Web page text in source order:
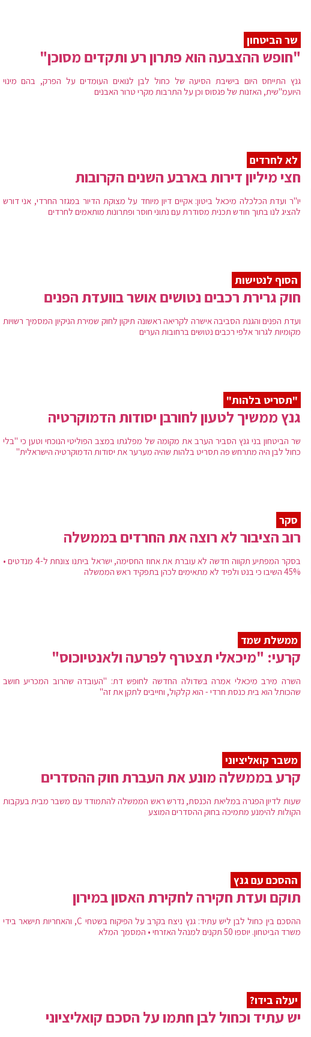
שר הביטחון
"חופש ההצבעה הוא פתרון רע ותקדים מסוכן"
גנץ התייחס היום בישיבת הסיעה של כחול לבן לנואים העומדים על הפרק, בהם מינוי
היועמ"שית, האזנות של פגסוס וכן על התרבות מקרי טרור האבנים
לא לחרדים
חצי מיליון דירות בארבע השנים הקרובות
יו"ר ועדת הכלכלה מיכאל ביטון: אקיים דיון מיוחד על מצוקת הדיור במגזר החרדי, אני דורש
להציג לנו בתוך חודש תכנית מסודרת עם נתוני חוסר ופתרונות מותאמים לחרדים
הסוף לנטישות
חוק גרירת רכבים נטושים אושר בוועדת הפנים
ועדת הפנים והגנת הסביבה אישרה לקריאה ראשונה תיקון לחוק שמירת הניקיון המסמיך רשויות
מקומיות לגרור אלפי רכבים נטושים ברחובות הערים
"תסריט בלהות"
גנץ ממשיך לטעון לחורבן יסודות הדמוקרטיה
שר הביטחון בני גנץ הסביר הערב את מקומה של מפלגתו במצב הפוליטי הנוכחי וטען כי "בלי
כחול לבן היה מתרחש פה תסריט בלהות שהיה מערער את יסודות הדמוקרטיה הישראלית"
סקר
רוב הציבור לא רוצה את החרדים בממשלה
בסקר המפתיע תקווה חדשה לא עוברת את אחוז החסימה, ישראל ביתנו צונחת ל-4 מנדטים •
45% השיבו כי בנט ולפיד לא מתאימים לכהן בתפקיד ראש הממשלה
ממשלת שמד
קרעי: "מיכאלי תצטרף לפרעה ולאנטיוכוס"
השרה מירב מיכאלי אמרה בשדולה החדשה לחופש דת: "העובדה שהרוב המכריע חושב
שהכותל הוא בית כנסת חרדי - הוא קלקול, וחייבים לתקן את זה"
משבר קואליציוני
קרע בממשלה מונע את העברת חוק ההסדרים
שעות לדיון הפגרה במליאת הכנסת, נדרש ראש הממשלה להתמודד עם משבר מבית בעקבות
הקולות להימנע מתמיכה בחוק ההסדרים המוצע
ההסכם עם גנץ
תוקם ועדת חקירה לחקירת האסון במירון
ההסכם בין כחול לבן ליש עתיד: גנץ ניצח בקרב על הפיקוח בשטחי C, והאחריות תישאר בידי
משרד הביטחון. יוספו 50 תקנים למנהל האזרחי • המסמך המלא
יעלה בידו?
יש עתיד וכחול לבן חתמו על הסכם קואליציוני